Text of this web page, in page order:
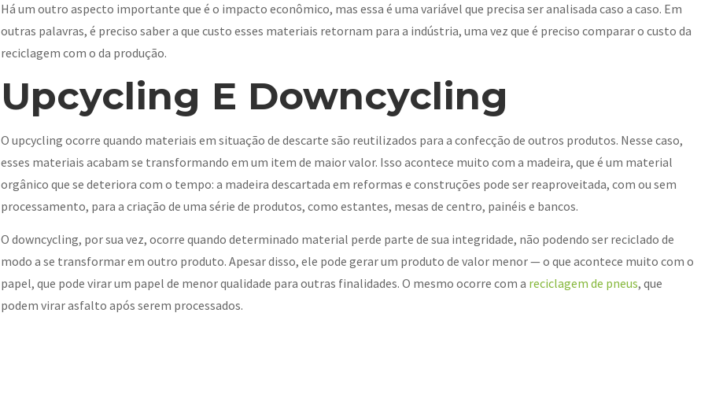
Há um outro aspecto importante que é o impacto econômico, mas essa é uma variável que precisa ser analisada caso a caso. Em
outras palavras, é preciso saber a que custo esses materiais retornam para a indústria, uma vez que é preciso comparar o custo da
reciclagem com o da produção.
Upcycling E Downcycling
O upcycling ocorre quando materiais em situação de descarte são reutilizados para a confecção de outros produtos. Nesse caso,
esses materiais acabam se transformando em um item de maior valor. Isso acontece muito com a madeira, que é um material
orgânico que se deteriora com o tempo: a madeira descartada em reformas e construções pode ser reaproveitada, com ou sem
processamento, para a criação de uma série de produtos, como estantes, mesas de centro, painéis e bancos.
O downcycling, por sua vez, ocorre quando determinado material perde parte de sua integridade, não podendo ser reciclado de
modo a se transformar em outro produto. Apesar disso, ele pode gerar um produto de valor menor — o que acontece muito com o
papel, que pode virar um papel de menor qualidade para outras finalidades. O mesmo ocorre com a reciclagem de pneus, que
podem virar asfalto após serem processados.